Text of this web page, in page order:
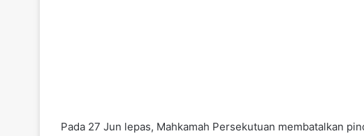
Pada 27 Jun lepas, Mahkamah Persekutuan membatalkan